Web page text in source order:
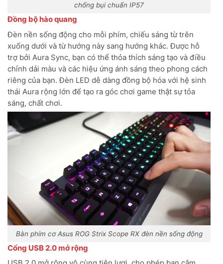
chống bụi chuẩn IP57
Đồng bộ hào quang
Đèn nền sống động cho mỗi phím, chiếu sáng từ trên
xuống dưới và từ hướng này sang hướng khác. Được hỗ
trợ bởi Aura Sync, bạn có thể thỏa thích sáng tạo và điều
chỉnh dải màu và các hiệu ứng ánh sáng theo phong cách
riêng của bạn. Đèn LED dễ dàng đồng bộ hóa với hệ sinh
thái Aura rộng lớn để tạo ra góc chơi game thật sự tỏa
sáng, chất chơi.
Bàn phím cơ Asus ROG Strix Scope RX đèn nền sống động
Cổng USB 2.0 mở rộng